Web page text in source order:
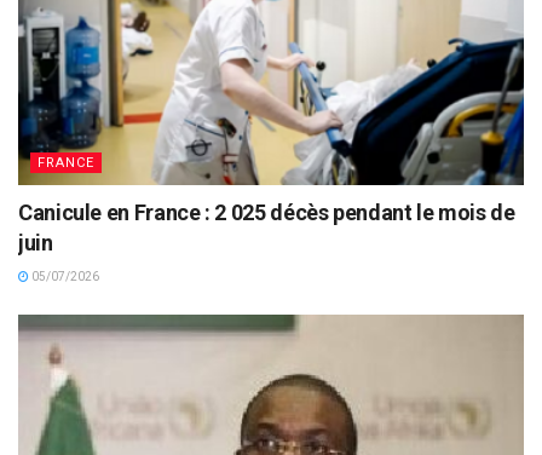
FRANCE
Canicule en France : 2 025 décès pendant le mois de
juin
05/07/2026